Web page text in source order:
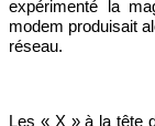
expérimenté la
modem produisait
réseau.
Les « X » à la tête